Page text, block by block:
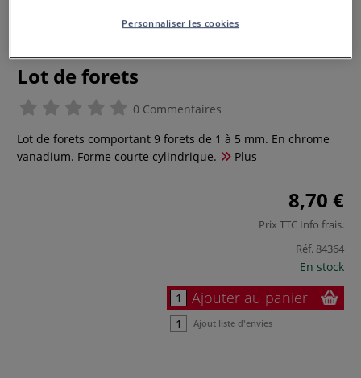
Lot de forets
0 Commentaires
Lot de forets comportant 9 forets de 1 à 5 mm. En chrome
vanadium. Forme courte cylindrique.
Plus
8,70 €
Prix TTC Info frais.
Réf. 84364
En stock
Ajouter au panier
Ajout liste d'envies
Personnaliser les cookies